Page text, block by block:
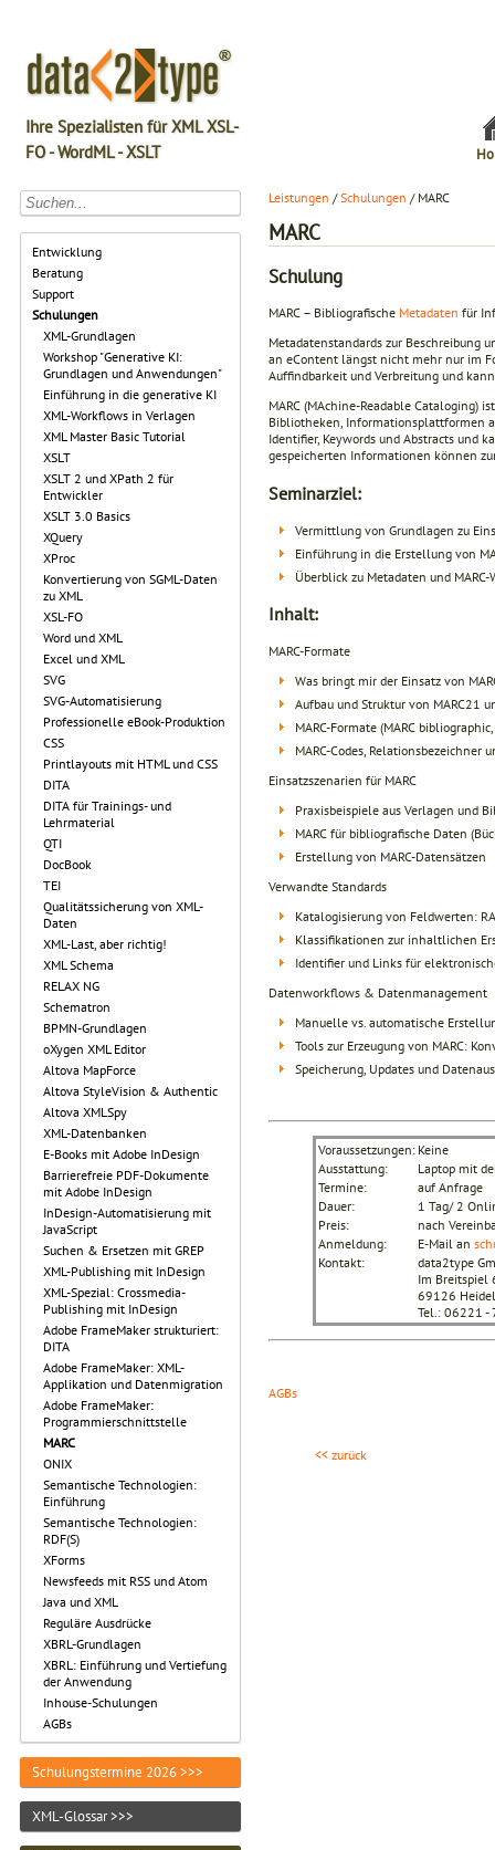
Ihre Spezialisten für XML XSL-
FO - WordML - XSLT
Entwicklung
Beratung
Support
Schulungen
XML-Grundlagen
Workshop "Generative KI:
Grundlagen und Anwendungen"
Einführung in die generative KI
XML-Workflows in Verlagen
XML Master Basic Tutorial
XSLT
XSLT 2 und XPath 2 für
Entwickler
XSLT 3.0 Basics
XQuery
XProc
Konvertierung von SGML-Daten
zu XML
XSL-FO
Word und XML
Excel und XML
SVG
SVG-Automatisierung
Professionelle eBook-Produktion
CSS
Printlayouts mit HTML und CSS
DITA
DITA für Trainings- und
Lehrmaterial
QTI
DocBook
TEI
Qualitätssicherung von XML-
Daten
XML-Last, aber richtig!
XML Schema
RELAX NG
Schematron
BPMN-Grundlagen
oXygen XML Editor
Altova MapForce
Altova StyleVision & Authentic
Altova XMLSpy
XML-Datenbanken
E-Books mit Adobe InDesign
Barrierefreie PDF-Dokumente
mit Adobe InDesign
InDesign-Automatisierung mit
JavaScript
Suchen & Ersetzen mit GREP
XML-Publishing mit InDesign
XML-Spezial: Crossmedia-
Publishing mit InDesign
Adobe FrameMaker strukturiert:
DITA
Adobe FrameMaker: XML-
Applikation und Datenmigration
Adobe FrameMaker:
Programmierschnittstelle
MARC
ONIX
Semantische Technologien:
Einführung
Semantische Technologien:
RDF(S)
XForms
Newsfeeds mit RSS und Atom
Java und XML
Reguläre Ausdrücke
XBRL-Grundlagen
XBRL: Einführung und Vertiefung
der Anwendung
Inhouse-Schulungen
AGBs
Schulungstermine 2026 >>>
XML-Glossar >>>
Leistungen /Schulungen / MARC
MARC
Schulung
MARC – Bibliografische Metadaten für
Metadatenstandards zur Beschreibung
an eContent längst nicht mehr nur im
Auffindbarkeit und Verbreitung und
MARC (MAchine-Readable Cataloging)
Bibliotheken, Informationsplattformen
Identifier, Keywords und Abstracts und
gespeicherten Informationen können
Seminarziel:
Vermittlung von Grundlagen zu
Einführung in die Erstellung von
Überblick zu Metadaten und MARC-
Inhalt:
MARC-Formate
Was bringt mir der Einsatz von
Aufbau und Struktur von MARC21
MARC-Formate (MARC
MARC-Codes, Relationsbezeichner
Einsatzszenarien für MARC
Praxisbeispiele aus Verlagen und
MARC für bibliografische Daten
Erstellung von MARC-Datensätzen
Verwandte Standards
Katalogisierung von Feldwerten:
Klassifikationen zur inhaltlichen
Identifier und Links für
Datenworkflows & Datenmanagement
Manuelle vs. automatische
Tools zur Erzeugung von MARC:
Speicherung, Updates und
Voraussetzungen: Keine
Ausstattung:
Laptop mit
Termine:
auf Anfrage
Dauer:
1 Tag/ 2
Preis:
nach
Anmeldung:
E-Mail an
Kontakt:
data2type
Im Breitspiel
69126
Tel.: 06221 -
AGBs
<< zurück